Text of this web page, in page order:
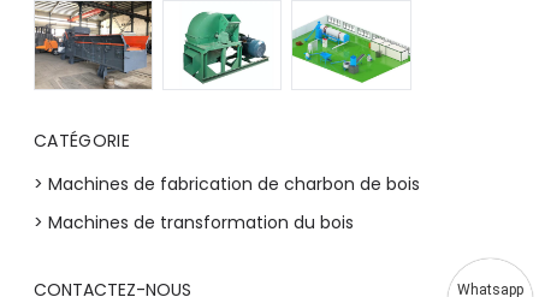
CATÉGORIE
> Machines de fabrication de charbon de bois
> Machines de transformation du bois
CONTACTEZ-NOUS Whatsapp